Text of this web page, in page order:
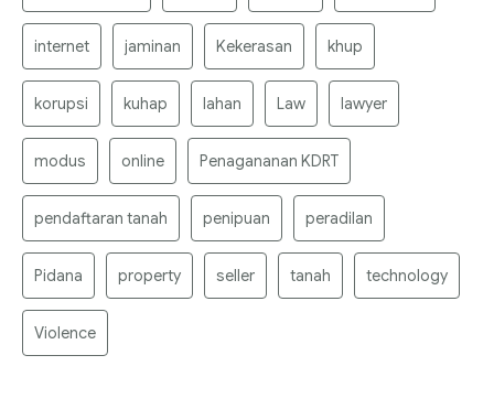
internet jaminan Kekerasan khup
korupsi kuhap lahan Law lawyer
modus online Penagananan KDRT
pendaftaran tanah penipuan peradilan
Pidana property seller tanah technology
Violence